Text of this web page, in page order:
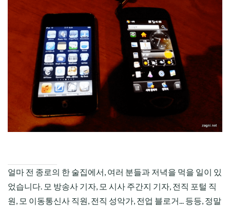
얼마 전 종로의 한 술집에서, 여러 분들과 저녁을 먹을 일이 있
었습니다. 모 방송사 기자, 모 시사 주간지 기자, 전직 포털 직
원, 모 이동통신사 직원, 전직 성악가, 전업 블로거... 등등, 정말
MENU
CHILD
MENU
제품리뷰
EXPAND
CHILD
MENU